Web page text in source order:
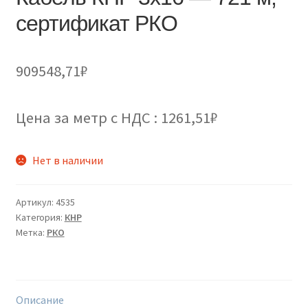
сертификат РКО
909548,71₽
Цена за метр с НДС : 1261,51₽
Нет в наличии
Артикул: 4535
Категория: КНР
Метка: РКО
Описание